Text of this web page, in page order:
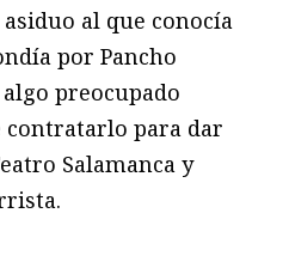
al que conocía
por Pancho
preocupado
contratarlo para dar
Salamanca y